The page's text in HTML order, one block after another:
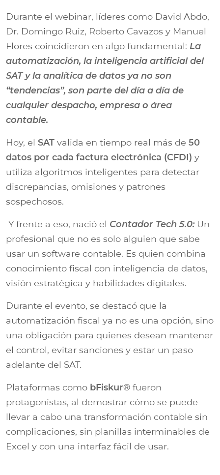
Durante el webinar, líderes como David Abdo,
Dr. Domingo Ruiz, Roberto Cavazos y Manuel
Flores coincidieron en algo fundamental: La
automatización, la inteligencia artificial del
SAT y la analítica de datos ya no son
“tendencias”, son parte del día a día de
cualquier despacho, empresa o área
contable.
Hoy, el SAT valida en tiempo real más de 50
datos por cada factura electrónica (CFDI) y
utiliza algoritmos inteligentes para detectar
discrepancias, omisiones y patrones
sospechosos.
Y frente a eso, nació el Contador Tech 5.0: Un
profesional que no es solo alguien que sabe
usar un software contable. Es quien combina
conocimiento fiscal con inteligencia de datos,
visión estratégica y habilidades digitales.
Durante el evento, se destacó que la
automatización fiscal ya no es una opción, sino
una obligación para quienes desean mantener
el control, evitar sanciones y estar un paso
adelante del SAT.
Plataformas como bFiskur® fueron
protagonistas, al demostrar cómo se puede
llevar a cabo una transformación contable sin
complicaciones, sin planillas interminables de
Excel y con una interfaz fácil de usar.